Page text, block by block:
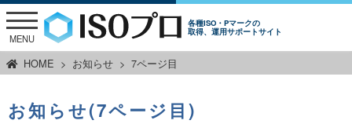
各種ISO・Pマークの
取得、運用サポートサイト
MENU
HOME お知らせ 7ページ目
お知らせ(7ページ目)